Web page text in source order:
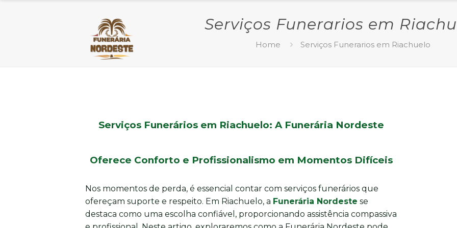
Serviços Funerarios em
Home Serviços Funerarios em Riachuelo
Serviços Funerários em Riachuelo: A Funerária Nordeste
Oferece Conforto e Profissionalismo em Momentos Difíceis
Nos momentos de perda, é essencial contar com serviços funerários que
ofereçam suporte e respeito. Em Riachuelo, a Funerária Nordeste se
destaca como uma escolha confiável, proporcionando assistência compassiva